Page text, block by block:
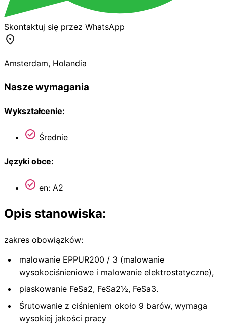
Skontaktuj się przez WhatsApp
Amsterdam, Holandia
Nasze wymagania
Wykształcenie:
Średnie
Języki obce:
en: A2
Opis stanowiska:
zakres obowiązków:
malowanie EPPUR200 / 3 (malowanie
wysokociśnieniowe i malowanie elektrostatyczne),
piaskowanie FeSa2, FeSa2½, FeSa3.
Śrutowanie z ciśnieniem około 9 barów, wymaga
wysokiej jakości pracy